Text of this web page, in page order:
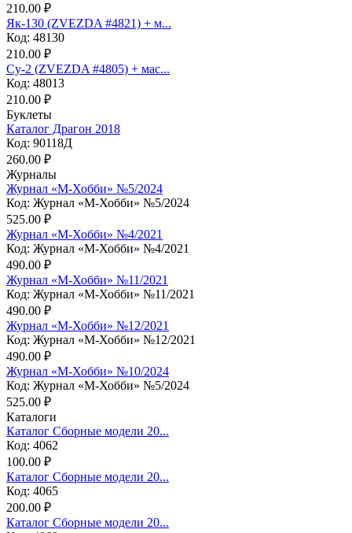
210.00 ₽
Як-130 (ZVEZDA #4821) + м...
Код: 48130
210.00 ₽
Су-2 (ZVEZDA #4805) + мас...
Код: 48013
210.00 ₽
Буклеты
Каталог Драгон 2018
Код: 90118Д
260.00 ₽
Журналы
Журнал «М-Хобби» №5/2024
Код: Журнал «М-Хобби» №5/2024
525.00 ₽
Журнал «М-Хобби» №4/2021
Код: Журнал «М-Хобби» №4/2021
490.00 ₽
Журнал «М-Хобби» №11/2021
Код: Журнал «М-Хобби» №11/2021
490.00 ₽
Журнал «М-Хобби» №12/2021
Код: Журнал «М-Хобби» №12/2021
490.00 ₽
Журнал «М-Хобби» №10/2024
Код: Журнал «М-Хобби» №5/2024
525.00 ₽
Каталоги
Каталог Сборные модели 20...
Код: 4062
100.00 ₽
Каталог Сборные модели 20...
Код: 4065
200.00 ₽
Каталог Сборные модели 20...